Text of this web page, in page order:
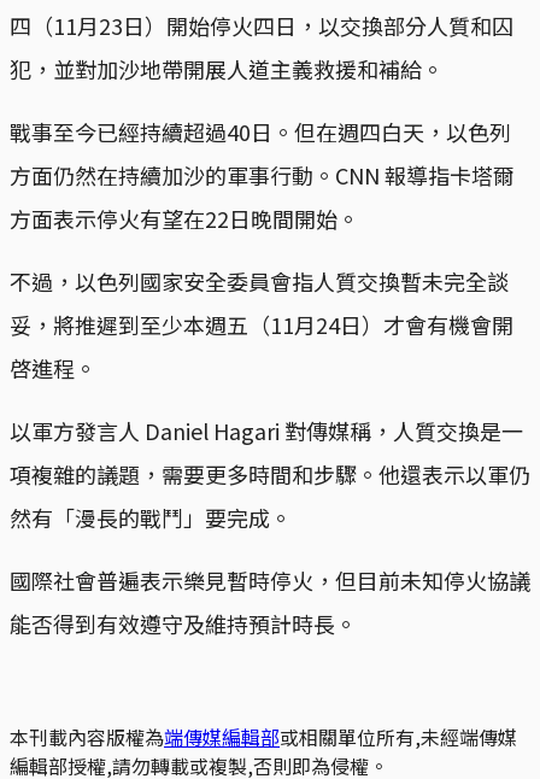
四（11月23日）開始停火四日，以交換部分人質和囚
犯，並對加沙地帶開展人道主義救援和補給。
戰事至今已經持續超過40日。但在週四白天，以色列
方面仍然在持續加沙的軍事行動。CNN 報導指卡塔爾
方面表示停火有望在22日晚間開始。
不過，以色列國家安全委員會指人質交換暫未完全談
妥，將推遲到至少本週五（11月24日）才會有機會開
啓進程。
以軍方發言人 Daniel Hagari 對傳媒稱，人質交換是一
項複雜的議題，需要更多時間和步驟。他還表示以軍仍
然有「漫長的戰鬥」要完成。
國際社會普遍表示樂見暫時停火，但目前未知停火協議
能否得到有效遵守及維持預計時長。
本刊載內容版權為端傳媒編輯部或相關單位所有,未經端傳媒
編輯部授權,請勿轉載或複製,否則即為侵權。